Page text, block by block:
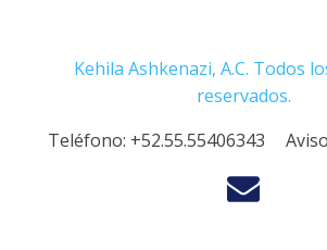
Kehila Ashkenazi, A.C. Todos
reservados.
Teléfono: +52.55.55406343